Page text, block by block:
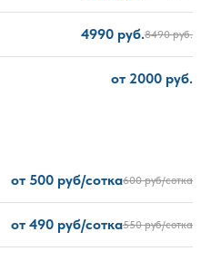
4990 руб.8490 руб.
от 2000 руб.
от 500 руб/сотка600 руб/сотка
от 490 руб/сотка550 руб/сотка